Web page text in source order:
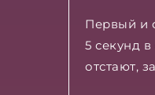
Первый и
5 секунд
отстают,